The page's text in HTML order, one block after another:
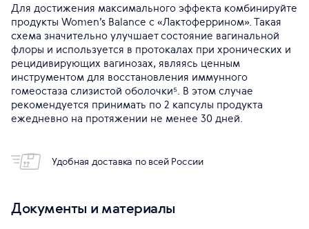
Для достижения максимального эффекта комбинируйте
продукты Women’s Balance с «Лактоферрином». Такая
схема значительно улучшает состояние вагинальной
флоры и используется в протокалах при хронических и
рецидивирующих вагинозах, являясь ценным
инструментом для восстановления иммунного
гомеостаза слизистой оболочки⁵. В этом случае
рекомендуется принимать по 2 капсулы продукта
ежедневно на протяжении не менее 30 дней.
Удобная доставка по всей России
Документы и материалы